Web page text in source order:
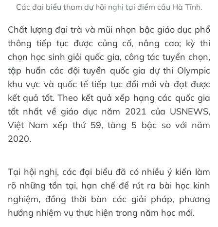
Các đại biểu tham dự hội nghị tại điểm cầu Hà Tĩnh.
Chất lượng đại trà và mũi nhọn bậc giáo dục phổ
thông tiếp tục được củng cố, nâng cao; kỳ thi
chọn học sinh giỏi quốc gia, công tác tuyển chọn,
tập huấn các đội tuyển quốc gia dự thi Olympic
khu vực và quốc tế tiếp tục đổi mới và đạt được
kết quả tốt. Theo kết quả xếp hạng các quốc gia
tốt nhất về giáo dục năm 2021 của USNEWS,
Việt Nam xếp thứ 59, tăng 5 bậc so với năm
2020.
Tại hội nghị, các đại biểu đã có nhiều ý kiến làm
rõ những tồn tại, hạn chế để rút ra bài học kinh
nghiệm, đồng thời bàn các giải pháp, phương
hướng nhiệm vụ thực hiện trong năm học mới.